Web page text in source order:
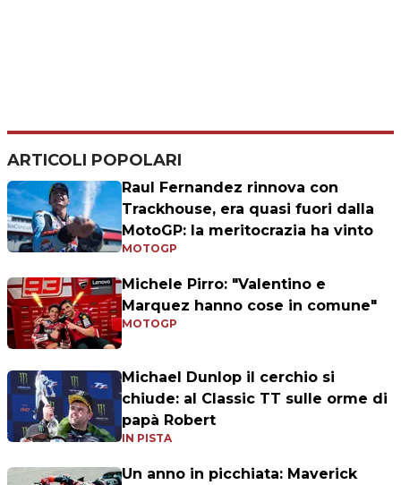
ARTICOLI POPOLARI
Raul Fernandez rinnova con
Trackhouse, era quasi fuori dalla
MotoGP: la meritocrazia ha vinto
MOTOGP
Michele Pirro: "Valentino e
Marquez hanno cose in comune"
MOTOGP
Michael Dunlop il cerchio si
chiude: al Classic TT sulle orme di
papà Robert
IN PISTA
Un anno in picchiata: Maverick